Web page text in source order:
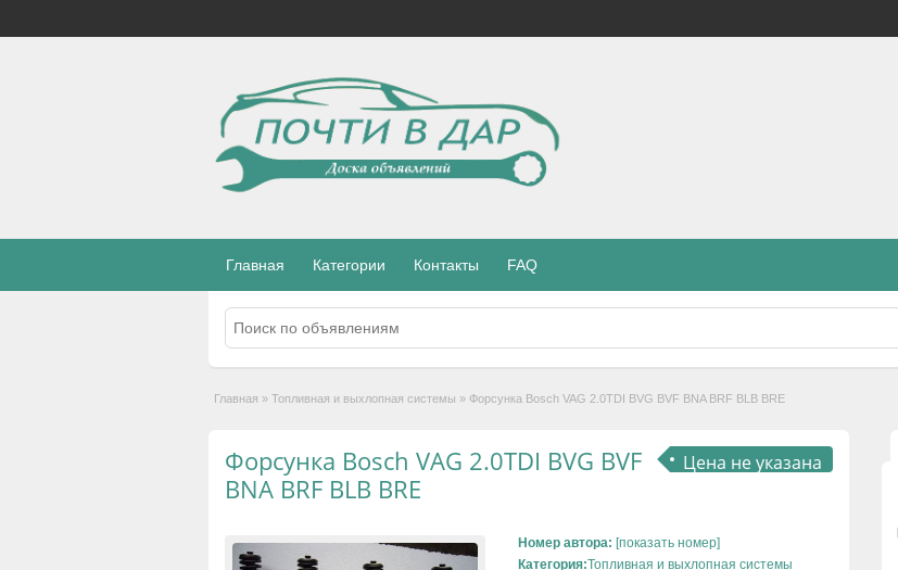
Главная Категории Контакты FAQ
Главная » Топливная и выхлопная системы » Форсунка Bosch VAG 2.0TDI BVG BVF BNA BRF BLB BRE
Цена не указана
Форсунка Bosch VAG 2.0TDI BVG BVF
BNA BRF BLB BRE
Номер автора: [показать номер]
Категория:Топливная и выхлопная системы